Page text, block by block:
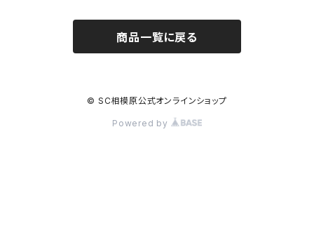
商品一覧に戻る
© SC相模原公式オンラインショップ
Powered by